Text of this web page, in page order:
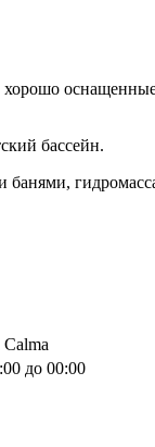
бассейн.
Calma
до 00:00